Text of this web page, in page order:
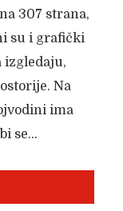
307 strana,
su i grafički
izgledaju,
Na
ima
se...